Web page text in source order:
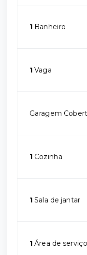
1 Banheiro
1 Vaga
Garagem
1 Cozinha
1 Sala de jantar
1 Área de serviço